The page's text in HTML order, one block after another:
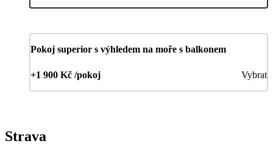
Pokoj superior s výhledem na moře s balkonem
+1 900 Kč /pokoj Vybrat
Strava